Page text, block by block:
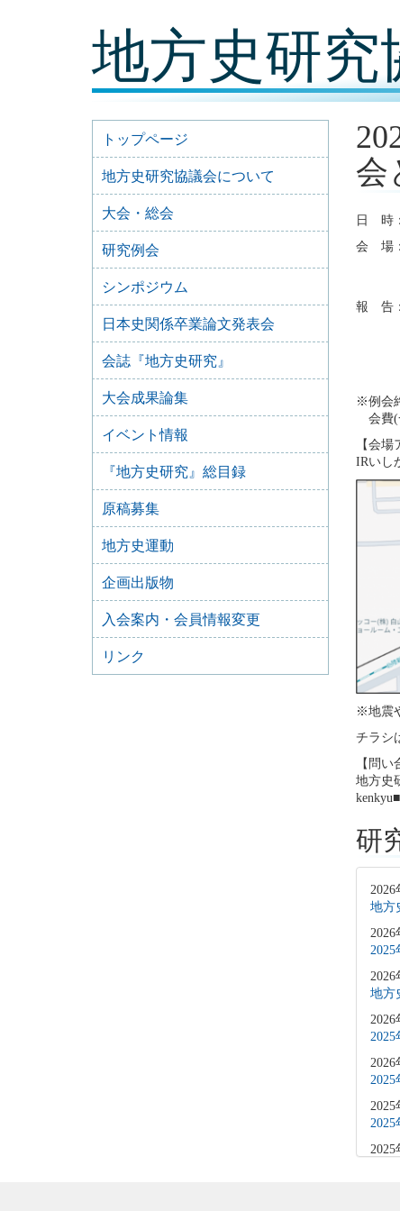
地方史研究
会
日 時
会 場
〒
報 告
②麦
③上
④宮
＊報
※例会
会費(
【会場
IRいし
※地震
チラ
【問い
地方史
研
2026
地方
2026
2025
2026
地方
2026
2025
2026
2025
2025
2025
2025
トップページ
地方史研究協議会について
大会・総会
研究例会
シンポジウム
日本史関係卒業論文発表会
会誌『地方史研究』
大会成果論集
イベント情報
『地方史研究』総目録
原稿募集
地方史運動
企画出版物
入会案内・会員情報変更
リンク